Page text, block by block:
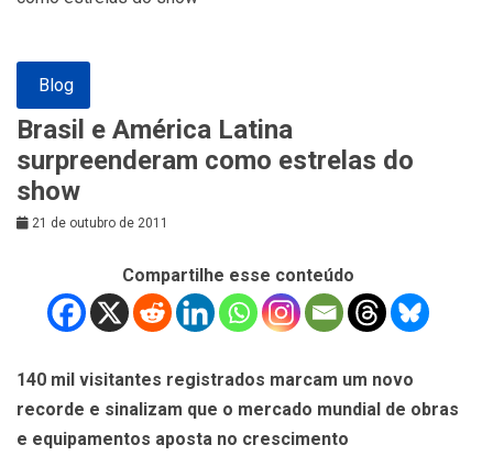
Blog
Brasil e América Latina
surpreenderam como estrelas do
show
21 de outubro de 2011
Compartilhe esse conteúdo
140 mil visitantes registrados marcam um novo
recorde e sinalizam que o mercado mundial de obras
e equipamentos aposta no crescimento